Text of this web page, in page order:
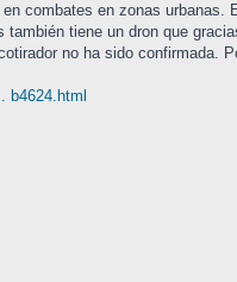
combates en zonas
tiene un dron que
no ha sido confirmada.
b4624.html